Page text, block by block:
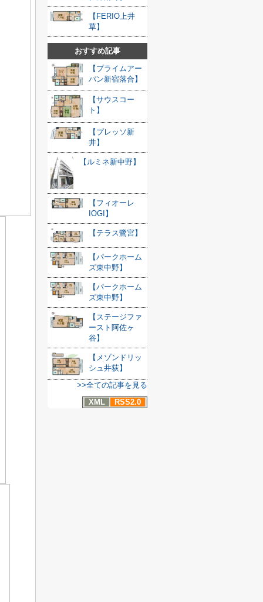
【FERIO上井
草】
おすすめ記事
【プライムアー
バン新宿落合】
【サウスコー
ト】
【プレッソ新
井】
【ルミネ新中野】
【フィオーレ
IOGI】
【テラス鷺宮】
【パークホーム
ズ東中野】
【パークホーム
ズ東中野】
【ステージファ
ースト阿佐ヶ
谷】
【メゾンドリッ
シュ井荻】
>>全ての記事を見る
XML
RSS2.0